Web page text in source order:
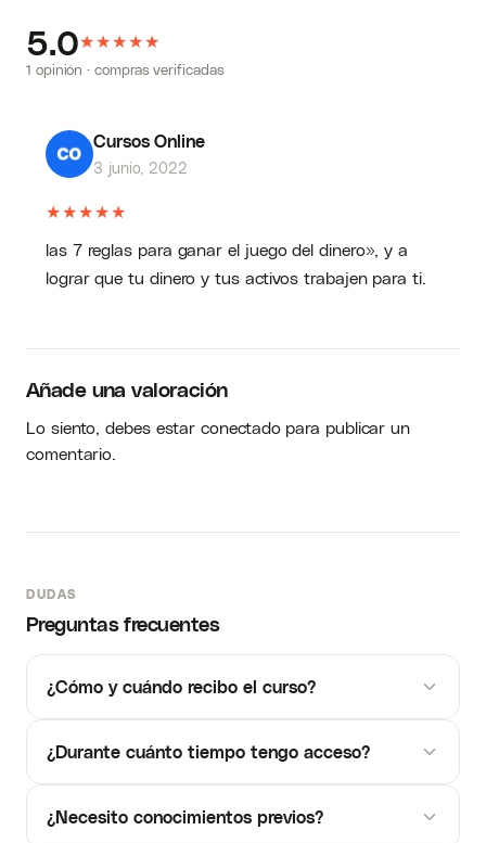
5.0★★★★★
1 opinión · compras verificadas
Cursos Online
3 junio, 2022
★★★★★
las 7 reglas para ganar el juego del dinero», y a
lograr que tu dinero y tus activos trabajen para ti.
Añade una valoración
Lo siento, debes estarconectadopara publicar un
comentario.
DUDAS
Preguntas frecuentes
¿Cómo y cuándo recibo el curso?
¿Durante cuánto tiempo tengo acceso?
¿Necesito conocimientos previos?